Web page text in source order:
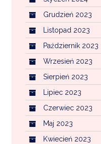
Grudzień 2023
Listopad 2023
Październik 2023
Wrzesień 2023
Sierpień 2023
Lipiec 2023
Czerwiec 2023
Maj 2023
Kwiecień 2023